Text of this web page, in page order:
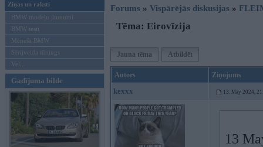
Ziņas un raksti
BMW modeļu jaunumi
BMW testi
Mēneša BMW
Sērijveida tūnings
Vel...
Gadījuma bilde
Forums » Vispārējās diskusijas »
Tēma: Eirovīzija
Jauna tēma Atbildēt
Autors Ziņojums
kexxx 13. May 2024,
13